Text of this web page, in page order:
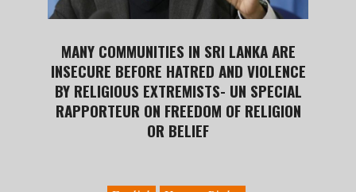
MANY COMMUNITIES IN SRI LANKA ARE
INSECURE BEFORE HATRED AND VIOLENCE
BY RELIGIOUS EXTREMISTS- UN SPECIAL
RAPPORTEUR ON FREEDOM OF RELIGION
OR BELIEF